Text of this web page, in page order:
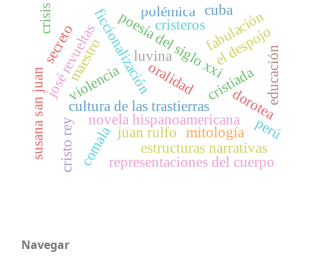
poesía del siglo xxi
ficcionalizacióncristeros
cristiada
luvina
cultura de las trastierras
oralidad
violencia
josé revueltas el despojo
novela hispanoamericana
juan rulfo
cristo rey
fabulación
dorotea
estructuras narrativas
comala
educación
representaciones del cuerpo
susana san juan
maestro
mitología
secreto
polémica
crisis
perú
cuba
Navegar